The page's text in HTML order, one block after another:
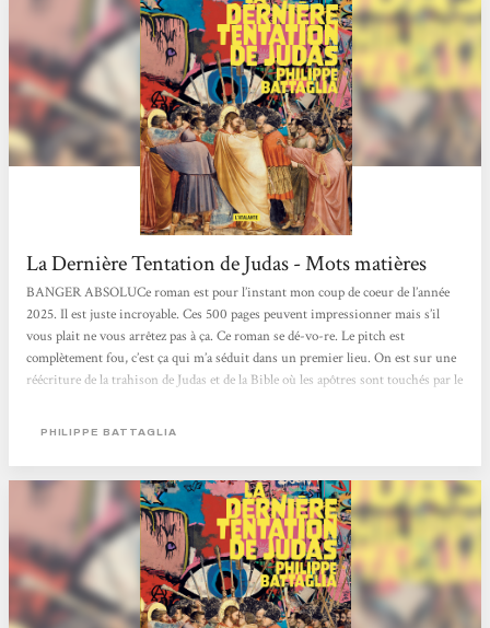
La Dernière Tentation de Judas - Mots matières
BANGER ABSOLUCe roman est pour l’instant mon coup de coeur de l’année
2025. Il est juste incroyable. Ces 500 pages peuvent impressionner mais s’il
vous plait ne vous arrêtez pas à ça. Ce roman se dé-vo-re. Le pitch est
complètement fou, c’est ça qui m’a séduit dans un premier lieu. On est sur une
réécriture de la trahison de Judas et de la Bible où les apôtres sont touchés par le
à travers le monde. Sauf que cette immortalité se retrouve en fait être une
PHILIPPE BATTAGLIA